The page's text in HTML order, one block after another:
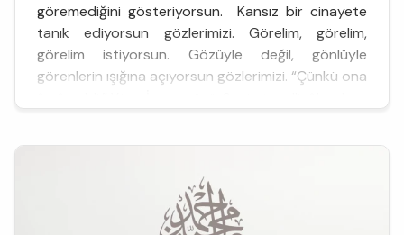
göremediğini gösteriyorsun. Kansız bir cinayete
tanık ediyorsun gözlerimizi. Görelim, görelim,
görelim istiyorsun. Gözüyle değil, gönlüyle
görenlerin ışığına açıyorsun gözlerimizi. “Çünkü ona